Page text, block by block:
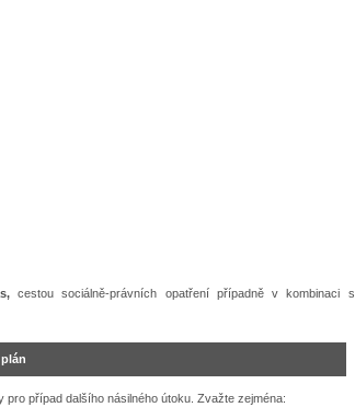
cestou sociálně-právních opatření případně v kombinaci s
případ dalšího násilného útoku. Zvažte zejména: